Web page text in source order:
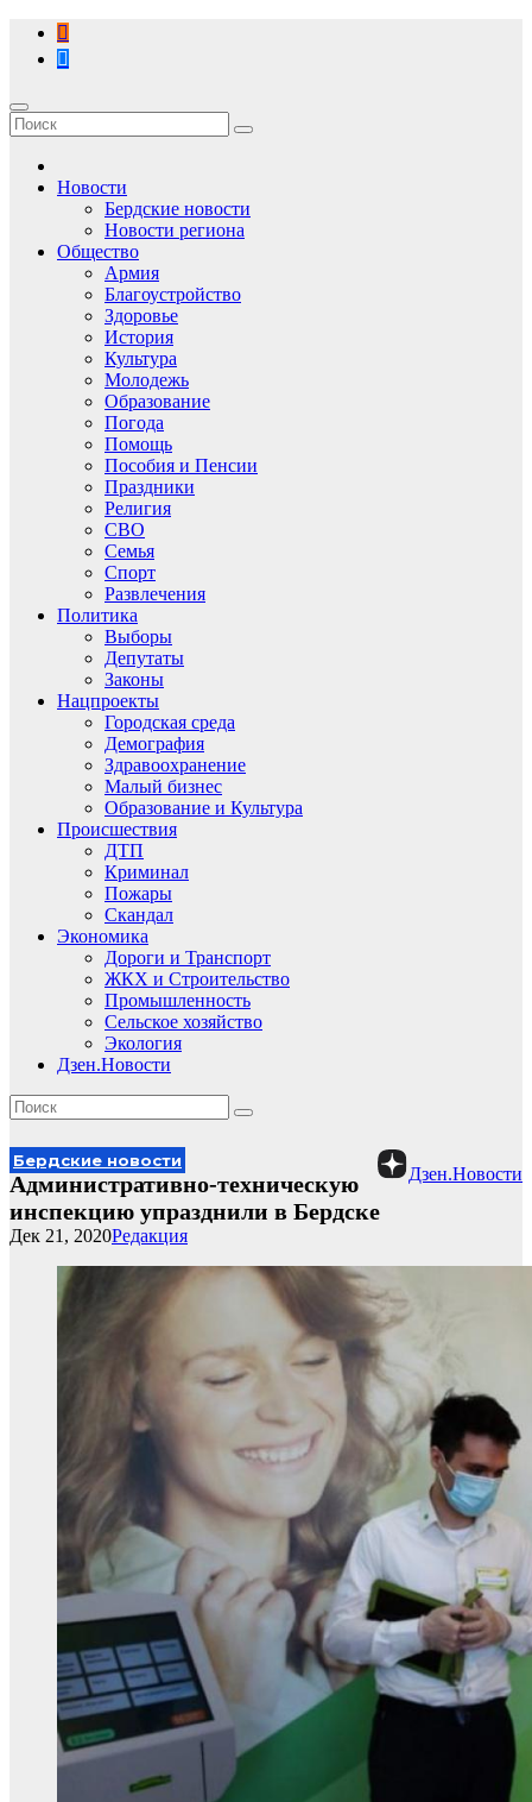
Перейти
содержимому
Новости
Бердские новости
Новости региона
Общество
Армия
Благоустройство
Здоровье
История
Культура
Молодежь
Образование
Погода
Помощь
Пособия и Пенсии
Праздники
Религия
СВО
Семья
Спорт
Развлечения
Политика
Выборы
Депутаты
Законы
Нацпроекты
Городская среда
Демография
Здравоохранение
Малый бизнес
Образование и Культура
Происшествия
ДТП
Криминал
Пожары
Скандал
Экономика
Дороги и Транспорт
ЖКХ и Строительство
Промышленность
Сельское хозяйство
Экология
Дзен.Новости
Дзен.Новости
Бердские новости
Административно-техническую
инспекцию упразднили в Бердске
Редакция
Дек 21, 2020